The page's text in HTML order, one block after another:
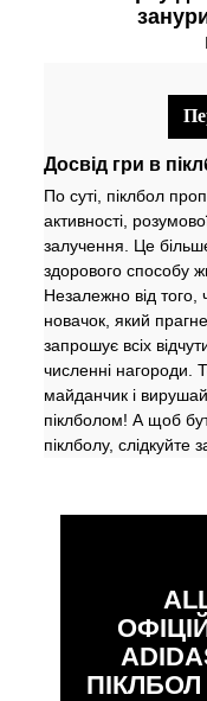
Досвід гри в
По суті, піклбол
активності,
залучення. Це
здорового способу
Незалежно від того,
новачок, який
запрошує всіх
численні нагороди.
майданчик і
піклболом! А щоб
піклболу, слідкуйте